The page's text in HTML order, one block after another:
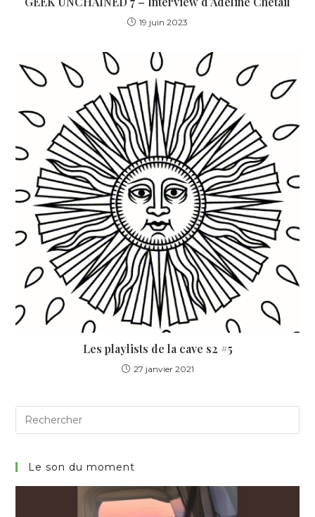
19 juin 2023
Les playlists de la cave s2 #5
27 janvier 2021
Search
for:
Le son du moment